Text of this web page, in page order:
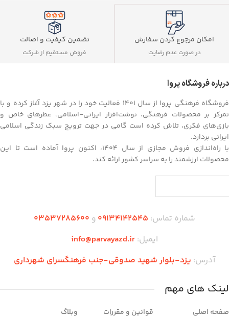
امکان مرجوع کردن سفارش
در صورت عدم رضایت
تضمین کیفیت و اصالت
فروش مستقیم از شرکت
درباره فروشگاه پروا
فروشگاه فرهنگی پروا از سال ۱۴۰۱ فعالیت خود را در شهر یزد آغاز کرده و با
تمرکز بر محصولات فرهنگی، نوشت‌افزار ایرانی-اسلامی، عطرهای خاص و
بازی‌های فکری، تلاش کرده است گامی در جهت ترویج سبک زندگی اسلامی
ایرانی بردارد.
با راه‌اندازی فروش مجازی از سال ۱۴۰۴، اکنون پروا آماده است تا این
محصولات ارزشمند را به سراسر کشور ارائه کند.
شماره تماس: 09134142545 و 03537285600
ایمیل: info@parvayazd.ir
آدرس: یزد-بلوار شهید صدوقی-جنب فرهنگسرای شهرداری
لینک های مهم
صفحه اصلی
قوانین و مقررات
وبلاگ